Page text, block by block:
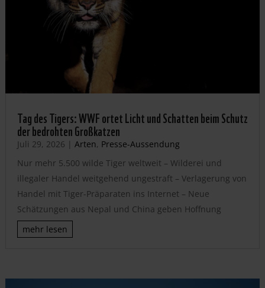
Tag des Tigers: WWF ortet Licht und Schatten beim Schutz
der bedrohten Großkatzen
Juli 29, 2026 | Arten, Presse-Aussendung
Nur mehr 5.500 wilde Tiger weltweit – Wilderei und
illegaler Handel weitgehend ungestraft – Verlagerung von
Handel mit Tiger-Präparaten ins Internet – Neue
Schätzungen aus Nepal und China geben Hoffnung
mehr lesen